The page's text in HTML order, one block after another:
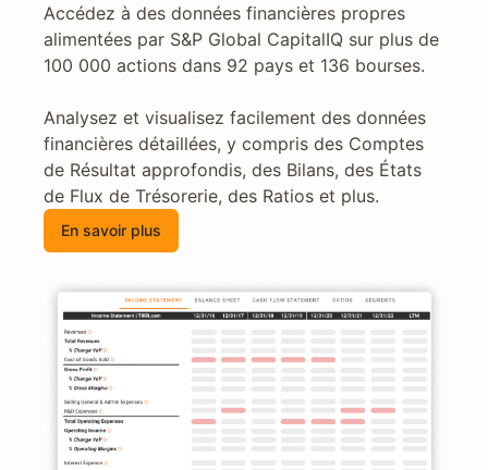
Accédez à des données financières propres
alimentées par S&P Global CapitalIQ sur plus de
100 000 actions dans 92 pays et 136 bourses.
Analysez et visualisez facilement des données
financières détaillées, y compris des Comptes
de Résultat approfondis, des Bilans, des États
de Flux de Trésorerie, des Ratios et plus.
En savoir plus